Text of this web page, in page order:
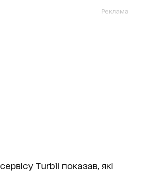
Реклама
сервісу Turbli показав, які